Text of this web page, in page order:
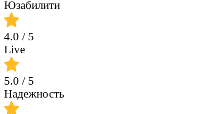
Юзабилити
4.0 / 5
Live
5.0 / 5
Надежность